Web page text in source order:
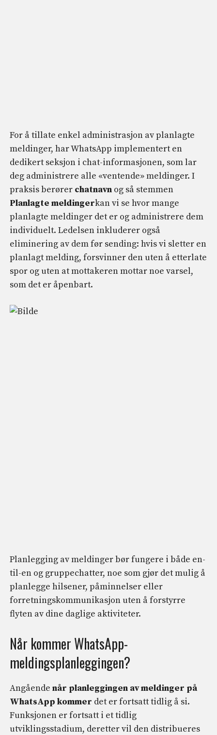
For å tillate enkel administrasjon av planlagte
meldinger, har WhatsApp implementert en
dedikert seksjon i chat-informasjonen, som lar
deg administrere alle «ventende» meldinger. I
praksis berører chatnavn og så stemmen
Planlagte meldingerkan vi se hvor mange
planlagte meldinger det er og administrere dem
individuelt. Ledelsen inkluderer også
eliminering av dem før sending: hvis vi sletter en
planlagt melding, forsvinner den uten å etterlate
spor og uten at mottakeren mottar noe varsel,
som det er åpenbart.
Planlegging av meldinger bør fungere i både en-
til-en og gruppechatter, noe som gjør det mulig å
planlegge hilsener, påminnelser eller
forretningskommunikasjon uten å forstyrre
flyten av dine daglige aktiviteter.
Når kommer WhatsApp-
meldingsplanleggingen?
Angående når planleggingen av meldinger på
WhatsApp kommer det er fortsatt tidlig å si.
Funksjonen er fortsatt i et tidlig
utviklingsstadium, deretter vil den distribueres